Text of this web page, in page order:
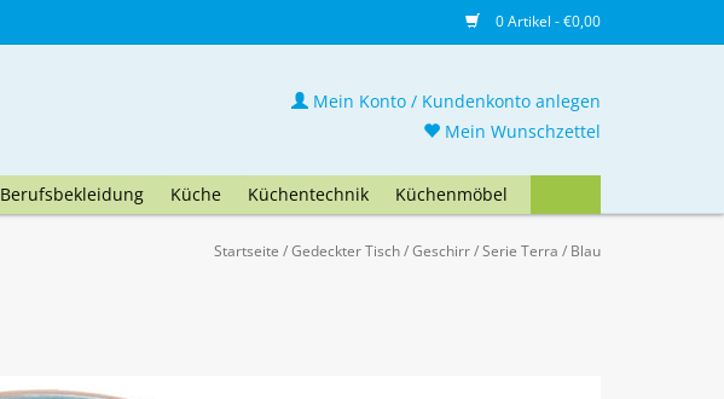
0 Artikel - €0,00
Berufsbekleidung Küche Küchentechnik Küchenmöbel
Mein Konto / Kundenkonto anlegen
Mein Wunschzettel
Startseite /Gedeckter Tisch/Geschirr/Serie Terra / Blau